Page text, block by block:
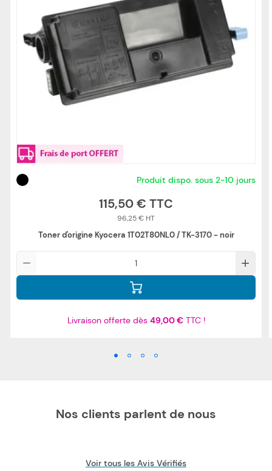
Produit dispo. sous 2-10 jours
115,50 €
96,25 €
Toner d'origine Kyocera 1T02T80NL0 / TK-3170 - noir
Livraison offerte dès 49,00 €TTC !
Nos clients parlent de nous
Voir tous les Avis Vérifiés